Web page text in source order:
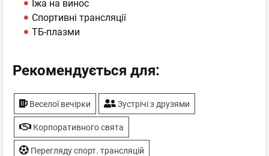
Їжа на винос
Спортивні трансляції
ТБ-плазми
Рекомендується для:
Веселої вечірки Зустрічі з друзями
Корпоративного свята
Перегляду спорт. трансляцій